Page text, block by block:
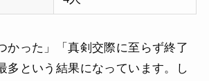
かった」「真剣交際に至らず終了
多という結果になっています。し